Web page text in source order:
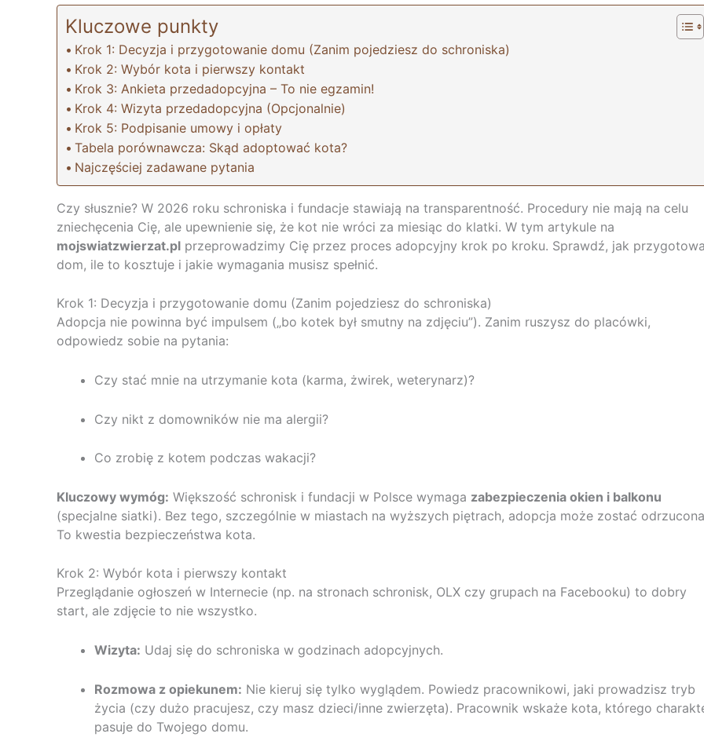
Kluczowe punkty
Krok 1: Decyzja i przygotowanie domu (Zanim pojedziesz do schroniska)
Krok 2: Wybór kota i pierwszy kontakt
Krok 3: Ankieta przedadopcyjna – To nie egzamin!
Krok 4: Wizyta przedadopcyjna (Opcjonalnie)
Krok 5: Podpisanie umowy i opłaty
Tabela porównawcza: Skąd adoptować kota?
Najczęściej zadawane pytania
Czy słusznie? W 2026 roku schroniska i fundacje stawiają na transparentność. Procedury nie mają na celu
zniechęcenia Cię, ale upewnienie się, że kot nie wróci za miesiąc do klatki. W tym artykule na
mojswiatzwierzat.pl przeprowadzimy Cię przez proces adopcyjny krok po kroku. Sprawdź, jak
dom, ile to kosztuje i jakie wymagania musisz spełnić.
Krok 1: Decyzja i przygotowanie domu (Zanim pojedziesz do schroniska)
Adopcja nie powinna być impulsem („bo kotek był smutny na zdjęciu”). Zanim ruszysz do placówki,
odpowiedz sobie na pytania:
Czy stać mnie na utrzymanie kota (karma, żwirek, weterynarz)?
Czy nikt z domowników nie ma alergii?
Co zrobię z kotem podczas wakacji?
Kluczowy wymóg: Większość schronisk i fundacji w Polsce wymaga zabezpieczenia okien i balkonu
(specjalne siatki). Bez tego, szczególnie w miastach na wyższych piętrach, adopcja może zostać
To kwestia bezpieczeństwa kota.
Krok 2: Wybór kota i pierwszy kontakt
Przeglądanie ogłoszeń w Internecie (np. na stronach schronisk, OLX czy grupach na Facebooku) to dobry
start, ale zdjęcie to nie wszystko.
Wizyta: Udaj się do schroniska w godzinach adopcyjnych.
Rozmowa z opiekunem: Nie kieruj się tylko wyglądem. Powiedz pracownikowi, jaki prowadzisz tryb
życia (czy dużo pracujesz, czy masz dzieci/inne zwierzęta). Pracownik wskaże kota, którego
pasuje do Twojego domu.